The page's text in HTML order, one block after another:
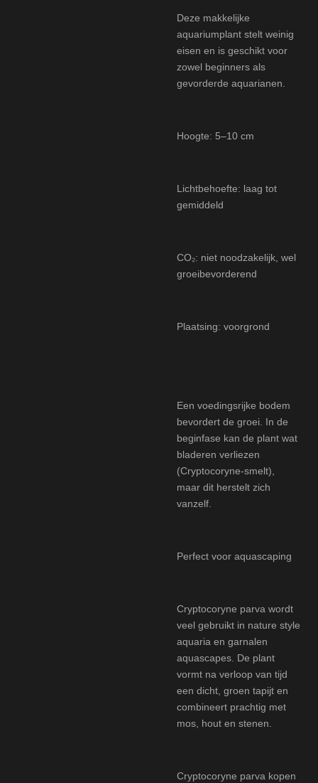
Deze makkelijke
aquariumplant stelt weinig
eisen en is geschikt voor
zowel beginners als
gevorderde aquarianen.
Hoogte: 5–10 cm
Lichtbehoefte: laag tot
gemiddeld
CO₂: niet noodzakelijk, wel
groeibevorderend
Plaatsing: voorgrond
Een voedingsrijke bodem
bevordert de groei. In de
beginfase kan de plant wat
bladeren verliezen
(Cryptocoryne-smelt),
maar dit herstelt zich
vanzelf.
Perfect voor aquascaping
Cryptocoryne parva wordt
veel gebruikt in nature style
aquaria en garnalen
aquascapes. De plant
vormt na verloop van tijd
een dicht, groen tapijt en
combineert prachtig met
mos, hout en stenen.
Cryptocoryne parva kopen